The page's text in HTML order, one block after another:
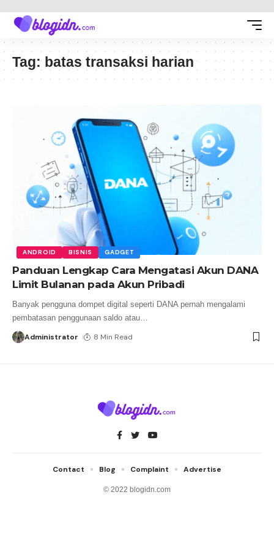
Tag: batas transaksi harian
ANDROID BISNIS GADGET
Panduan Lengkap Cara Mengatasi Akun DANA
Limit Bulanan pada Akun Pribadi
Banyak pengguna dompet digital seperti DANA pernah mengalami
pembatasan penggunaan saldo atau
Administrator 8 Min Read
© 2022 blogidn.com
Contact Blog Complaint Advertise